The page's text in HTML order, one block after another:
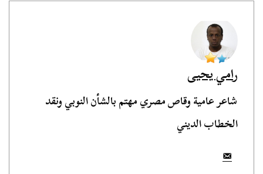
رامي يحيى
شاعر عامية وقاص مصري مهتم بالشأن النوبي ونقد
الخطاب الديني